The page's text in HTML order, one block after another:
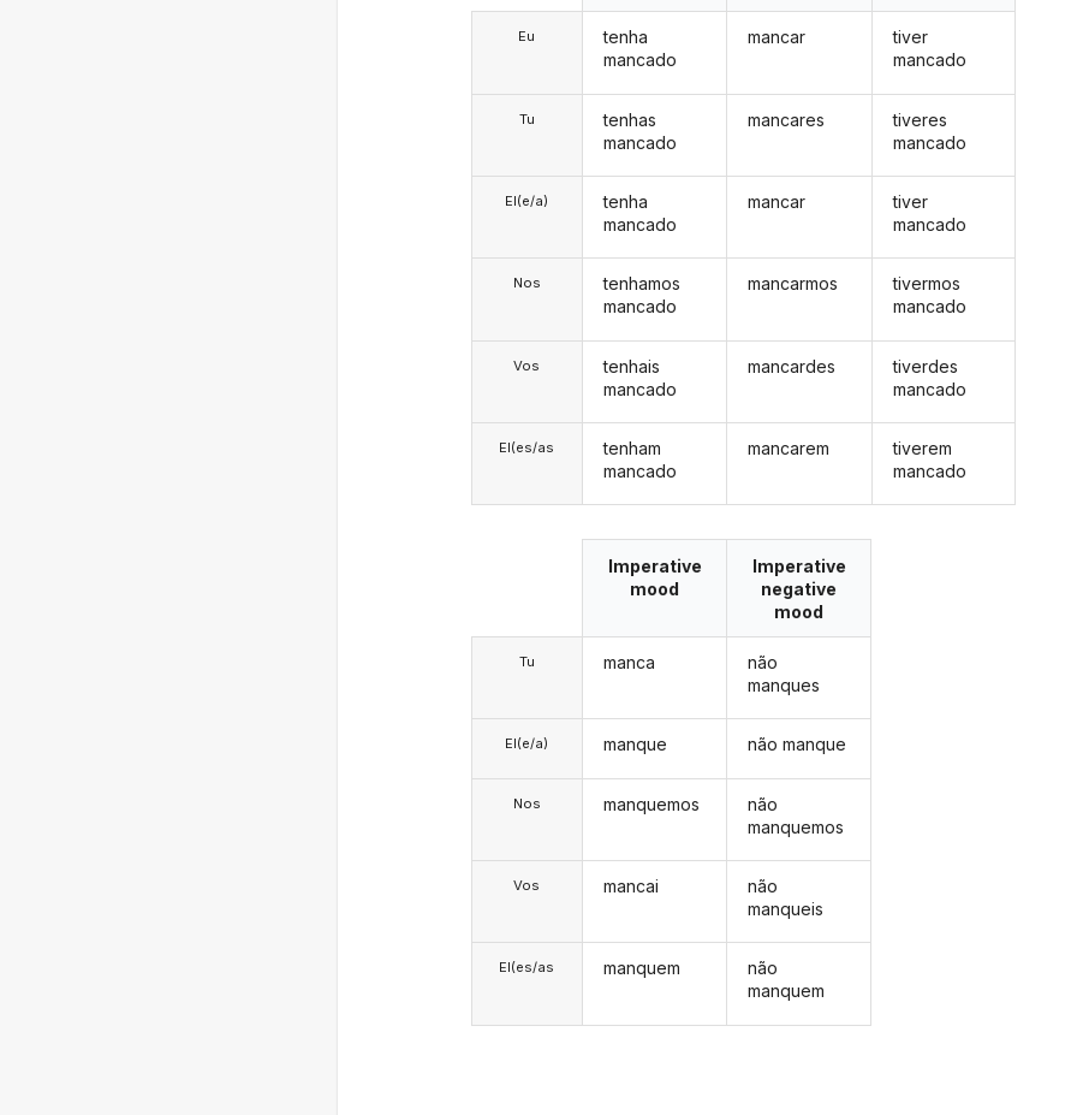
Eu
Tu
El(e/a)
Nos
Vos
El(es/as
tenha
mancado
tenhas
mancado
tenha
mancado
tenhamos
mancado
tenhais
mancado
tenham
mancado
mancar
mancares
mancar
mancarmos
mancardes
mancarem
tiver
mancado
tiveres
mancado
tiver
mancado
tivermos
mancado
tiverdes
mancado
tiverem
mancado
Tu
El(e/a)
Nos
Vos
El(es/as
Imperative
mood
manca
manque
manquemos
mancai
manquem
Imperative
negative
mood
não
manques
não manque
não
manquemos
não
manqueis
não
manquem